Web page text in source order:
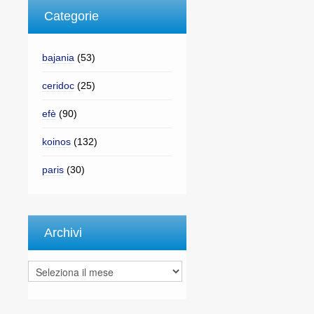
Categorie
bajania (53)
ceridoc(25)
efè(90)
koinos(132)
paris(30)
Archivi
Archivi